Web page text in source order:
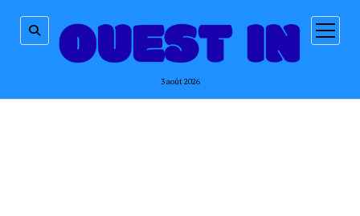
3 août 2026
ouvrir
menu